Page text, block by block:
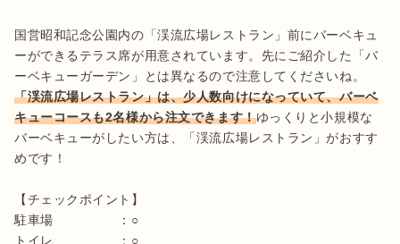
国営昭和記念公園内の「渓流広場レストラン」前にバーベキュ
ーができるテラス席が用意されています。先にご紹介した「バ
ーベキューガーデン」とは異なるので注意してくださいね。
「渓流広場レストラン」は、少人数向けになっていて、バーベ
キューコースも2名様から注文できます！ゆっくりと小規模な
バーベキューがしたい方は、「渓流広場レストラン」がおすす
めです！
【チェックポイント】
駐車場　　　　　：○
トイレ　　　　　：○